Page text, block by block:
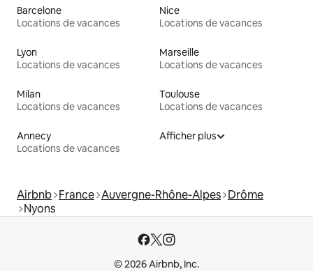
Barcelone
Locations de vacances
Nice
Locations de vacances
Lyon
Locations de vacances
Marseille
Locations de vacances
Milan
Locations de vacances
Toulouse
Locations de vacances
Annecy
Locations de vacances
Afficher plus
Airbnb France Auvergne-Rhône-Alpes Drôme
Nyons
© 2026 Airbnb, Inc.